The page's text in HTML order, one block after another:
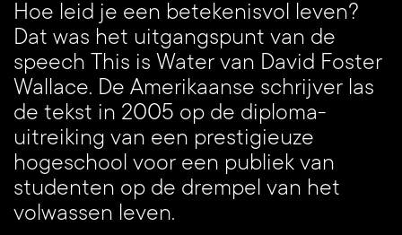
Hoe leid je een betekenisvol leven?
Dat was het uitgangspunt van de
speech This is Water van David Foster
Wallace. De Amerikaanse schrijver las
de tekst in 2005 op de diploma-
uitreiking van een prestigieuze
hogeschool voor een publiek van
studenten op de drempel van het
volwassen leven.